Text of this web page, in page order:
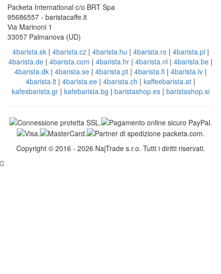
Packeta International c/o BRT Spa
95686557 - baristacaffe.it
Via Marinoni 1
33057 Palmanova (UD)
4barista.sk| 4barista.cz| 4barista.hu | 4barista.ro | 4barista.pl |
4barista.de | 4barista.com | 4barista.hr | 4barista.nl | 4barista.be |
4barista.dk | 4barista.se | 4barista.pt | 4barista.fi | 4barista.lv |
4barista.lt | 4barista.ee | 4barista.ch | kaffeebarista.at |
kafesbarista.gr| kafebarista.bg | baristashop.es| baristashop.si
Copyright © 2016 - 2026 NajTrade s.r.o. Tutti i diritti riservati.